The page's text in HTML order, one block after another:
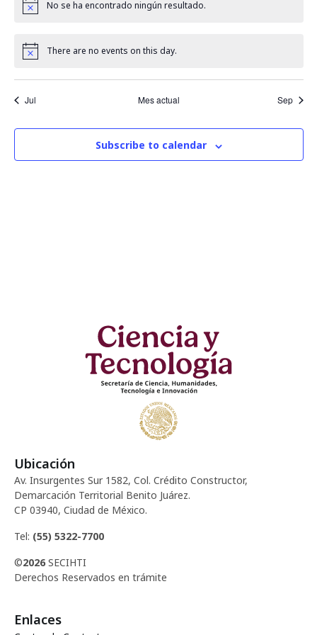
n
e
v
i
s
a
r
i
o
NoticeNo se ha encontrado ningún resultado.
Notice There are no events on this day.
Jul Mes actual Sep
Subscribe to calendar
Ubicación
Av. Insurgentes Sur 1582, Col. Crédito Constructor,
Demarcación Territorial Benito Juárez.
CP 03940, Ciudad de México.
Tel: (55) 5322-7700
©2026 SECIHTI
Derechos Reservados en trámite
Enlaces